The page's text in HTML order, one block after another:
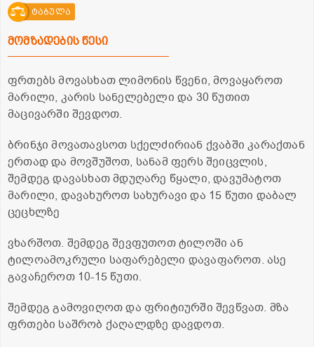
ტაბულა
მომზადების წესი
ფრთებს მოვასხათ ლიმონის წვენი, მოვაყაროთ
მარილი, კარის სანელებელი და 30 წუთით
მაცივარში შევდოთ.
ბრინჯი მოვათავსოთ სქელძირიან ქვაბში კარაქთან
ერთად და მოვშუშოთ, სანამ ფერს შეიცვლის,
შემდეგ დავასხათ მდუღარე წყალი, დავუმატოთ
მარილი, დავახუროთ სახურავი და 15 წუთი დაბალ
ცეცხლზე
ვხარშოთ. შემდეგ შევფუთოთ ტილოში ან
ტილოამოკრული საფარებელი დავაფაროთ. ასე
გავაჩეროთ 10-15 წუთი.
შემდეგ გამოვიღოთ და ფრიტიურში შევწვათ. მზა
ფრთები საშრობ ქაღალდზე დავდოთ.